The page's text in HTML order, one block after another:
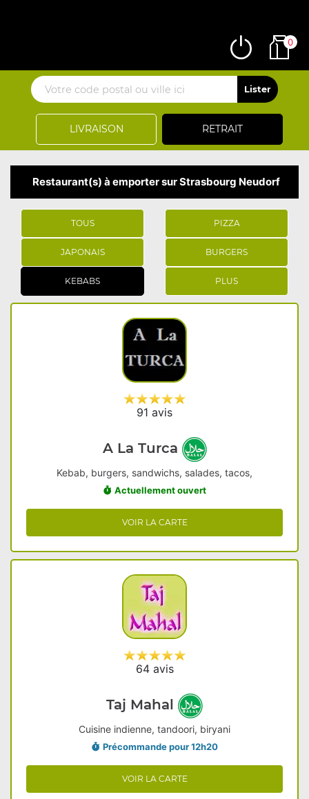
LIVRAISON RETRAIT
0
Restaurant(s) à emporter sur Strasbourg Neudorf
TOUS PIZZA
JAPONAIS BURGERS
KEBABS PLUS
91 avis
A La Turca
Kebab, burgers, sandwichs, salades, tacos,
Actuellement ouvert
VOIR LA CARTE
64 avis
Taj Mahal
Cuisine indienne, tandoori, biryani
Précommande pour 12h20
VOIR LA CARTE